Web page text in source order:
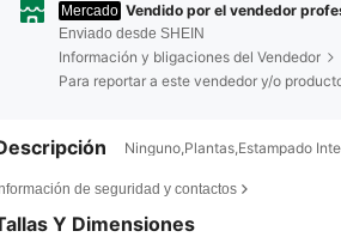
Mercado Vendido por el vendedor
Enviado desde SHEIN
Información y bligaciones del Vendedor
Para reportar a este vendedor y/o
Ninguno,Plantas,Estampado
de seguridad y contactos
Y Dimensiones
4,88